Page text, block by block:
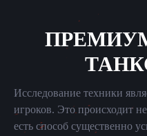
Исследование техники
игроков. Это происходит
есть способ существенно